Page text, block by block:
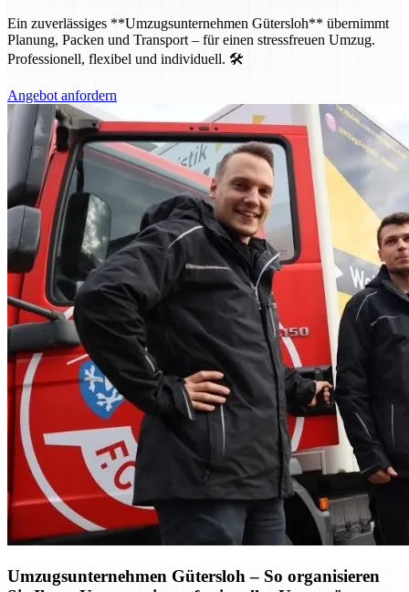
Ein zuverlässiges **Umzugsunternehmen Gütersloh** übernimmt
Planung, Packen und Transport – für einen stressfreuen Umzug.
Professionell, flexibel und individuell. 🛠️
Angebot anfordern
Umzugsunternehmen Gütersloh – So organisieren